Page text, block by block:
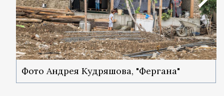
Фото Андрея Кудряшова, "Фергана"